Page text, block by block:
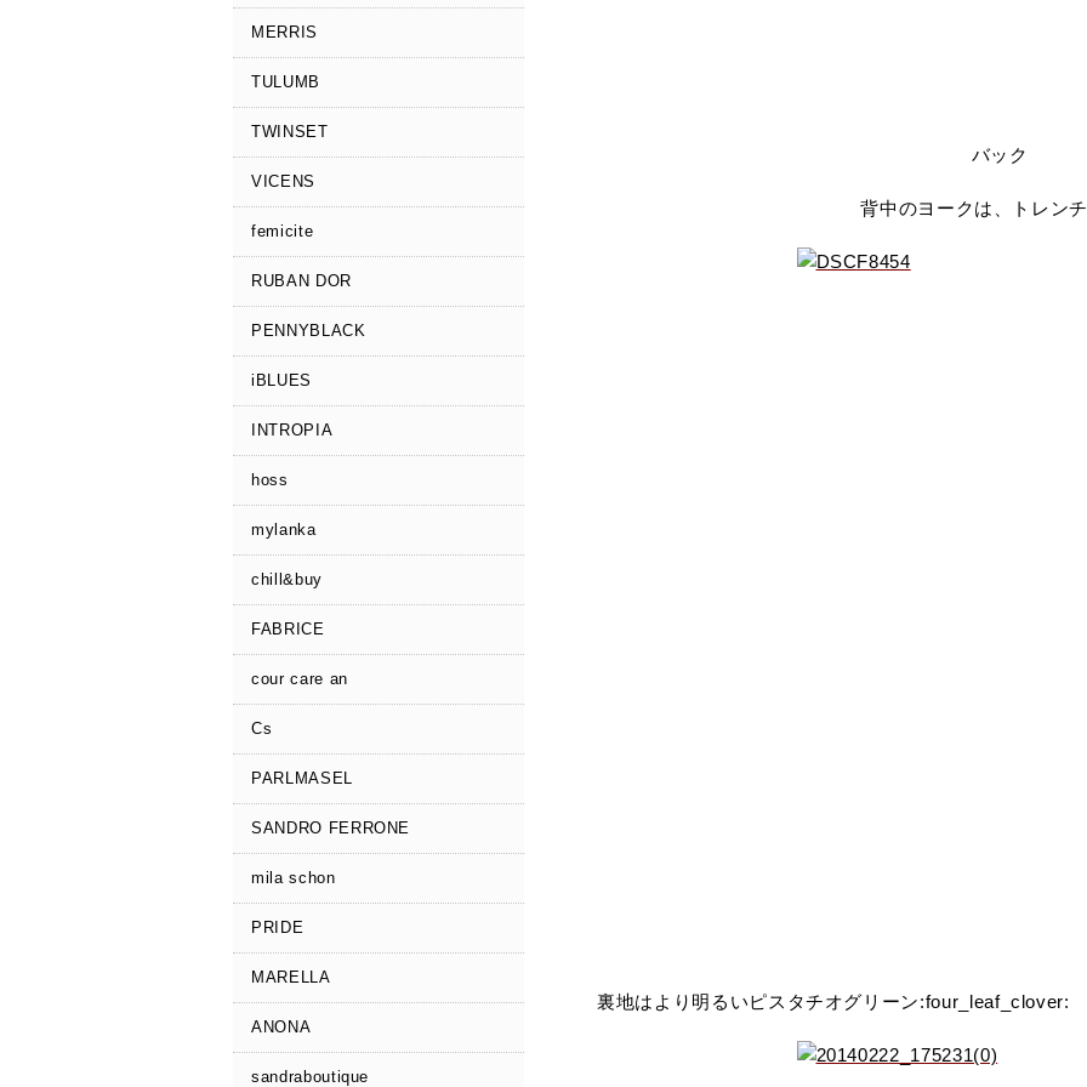
MERRIS
TULUMB
TWINSET
VICENS
femicite
RUBAN DOR
PENNYBLACK
iBLUES
INTROPIA
hoss
mylanka
chill&buy
FABRICE
cour care an
Cs
PARLMASEL
SANDRO FERRONE
mila schon
PRIDE
MARELLA
ANONA
sandraboutique
バック
背中のヨークは、トレン
裏地はより明るいピスタチオグリーン:four_leaf_clover: